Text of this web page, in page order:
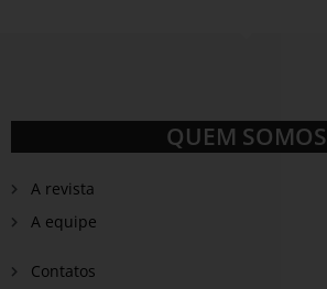
QUEM SOMOS
A revista
A equipe
Contatos